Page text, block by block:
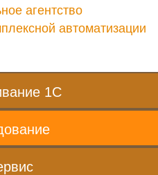
агентство
автоматизации
1С